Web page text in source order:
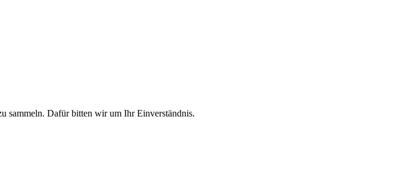
sammeln. Dafür bitten wir um Ihr Einverständnis.